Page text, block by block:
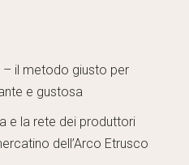
il metodo giusto per
e gustosa
e la rete dei produttori
dell’Arco Etrusco